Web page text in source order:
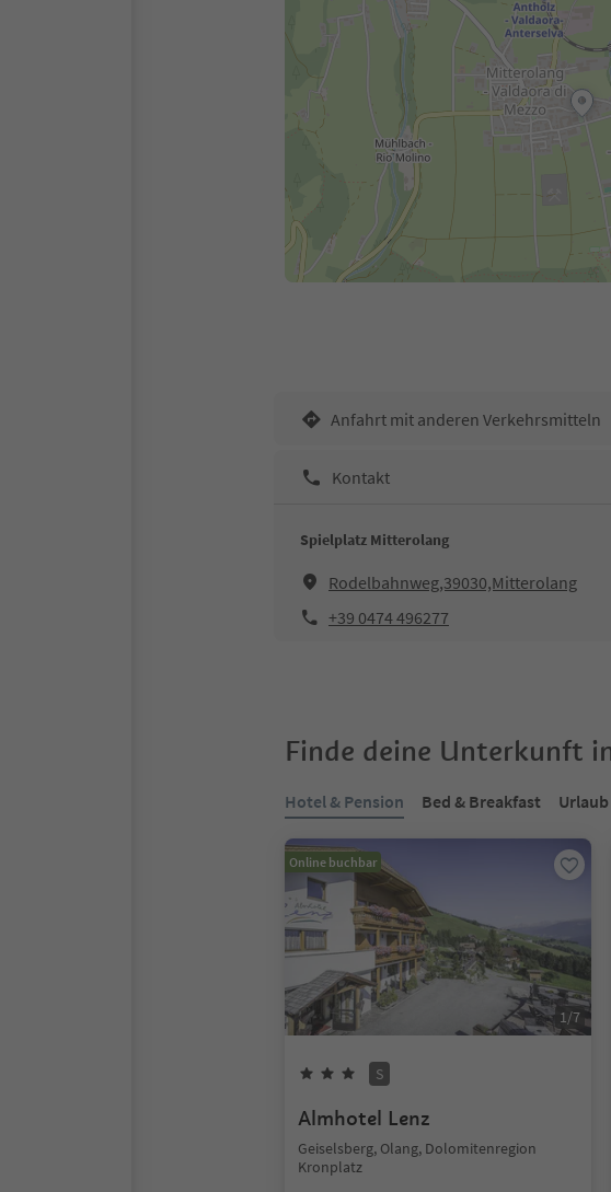
Anfahrt mit anderen Verkehrsmitteln
Kontakt
Spielplatz Mitterolang
Rodelbahnweg,39030,Mitterolang
+39 0474 496277
Finde deine Unterkunft
Hotel & Pension Bed & Breakfast
Online buchbar
1/7
S
Almhotel Lenz
Geiselsberg, Olang, Dolomitenregion
Kronplatz